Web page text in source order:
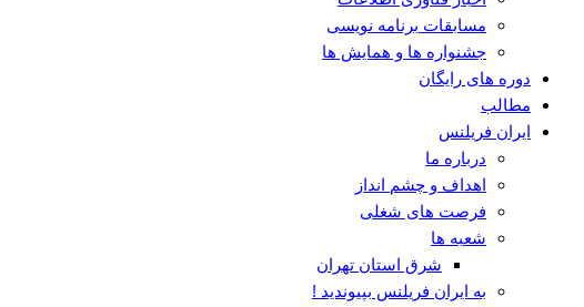
مسابقات برنامه نویسی
جشنواره ها و همایش ها
دوره های رایگان
مطالب
ایران فریلنس
درباره ما
اهداف و چشم انداز
فرصت های شغلی
شعبه ها
شرق استان تهران
به ایران فریلنس بپیوندید !